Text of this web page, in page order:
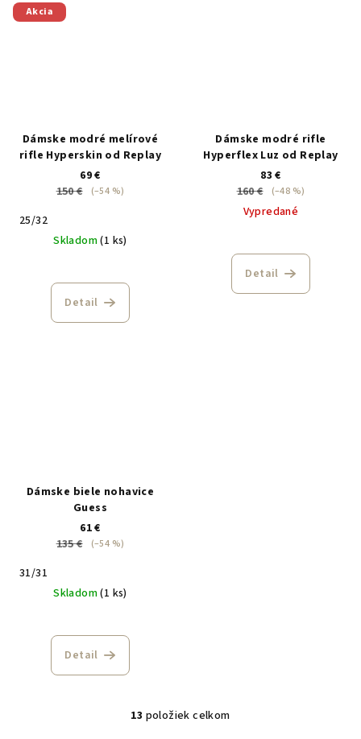
Akcia
Dámske modré melírové
rifle Hyperskin od Replay
69 €
150 €
(–54 %)
25/32
Skladom(1 ks)
Detail
Dámske modré rifle
Hyperflex Luz od Replay
83 €
160 €
(–48 %)
Vypredané
Detail
Dámske biele nohavice
Guess
61 €
135 €
(–54 %)
31/31
Skladom(1 ks)
Detail
O
13 položiek celkom